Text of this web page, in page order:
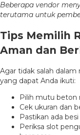
Beberapa vendor
terutama untuk
Tips Memilih
Aman dan
Agar tidak salah
yang dapat Anda ikuti:
Pilih mutu beton
Cek ukuran dan
Pastikan ada
Periksa slot